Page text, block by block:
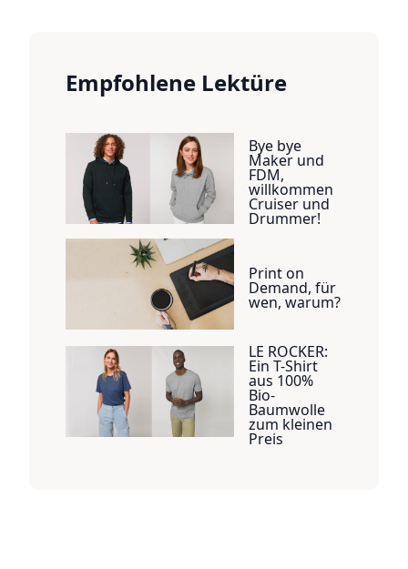
Empfohlene Lektüre
Bye bye
Maker und
FDM,
willkommen
Cruiser und
Drummer!
Print on
Demand, für
wen, warum?
LE ROCKER:
Ein T-Shirt
aus 100%
Bio-
Baumwolle
zum kleinen
Preis